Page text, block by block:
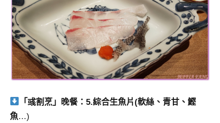
「彧割烹」晚餐：5.綜合生魚片(軟絲、青甘、鰹
魚…)